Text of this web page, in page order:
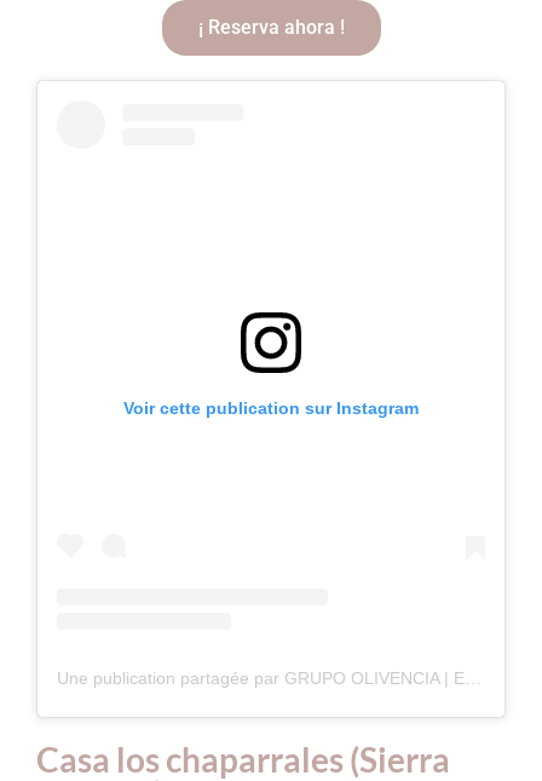
¡ Reserva ahora !
Voir cette publication sur Instagram
Casa los chaparrales (Sierra